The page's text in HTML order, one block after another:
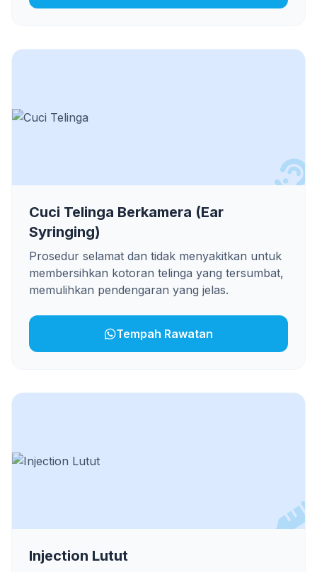
Cuci Telinga Berkamera (Ear
Syringing)
Prosedur selamat dan tidak menyakitkan untuk
membersihkan kotoran telinga yang tersumbat,
memulihkan pendengaran yang jelas.
Tempah Rawatan
Injection Lutut